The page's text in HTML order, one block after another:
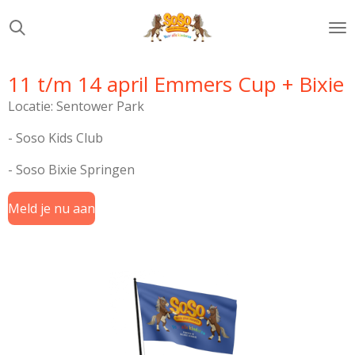
direct
hoofdinhoud
11 t/m 14 april Emmers Cup + Bixie
Locatie: Sentower Park
- Soso Kids Club
- Soso Bixie Springen
Meld je nu aan